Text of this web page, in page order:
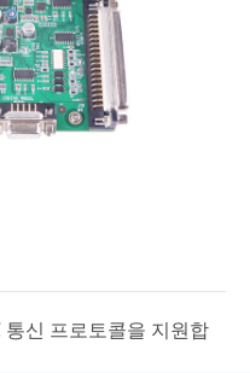
통신 프로토콜을 지원합